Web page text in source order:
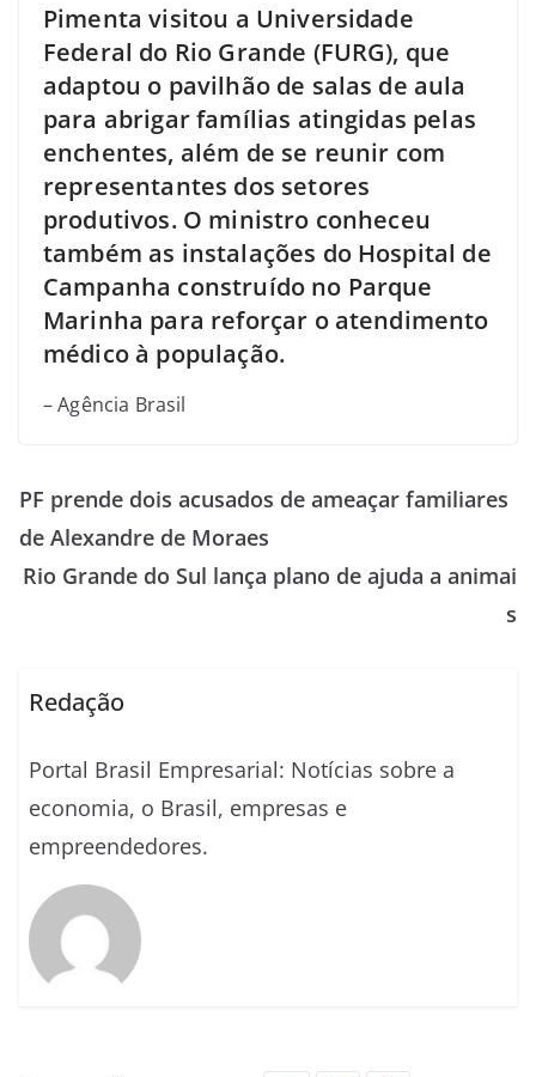
Pimenta visitou a Universidade
Federal do Rio Grande (FURG), que
adaptou o pavilhão de salas de aula
para abrigar famílias atingidas pelas
enchentes, além de se reunir com
representantes dos setores
produtivos. O ministro conheceu
também as instalações do Hospital de
Campanha construído no Parque
Marinha para reforçar o atendimento
médico à população.
– Agência Brasil
PF prende dois acusados de ameaçar familiares
de Alexandre de Moraes
Rio Grande do Sul lança plano de ajuda a animai
s
Redação
Portal Brasil Empresarial: Notícias sobre a
economia, o Brasil, empresas e
empreendedores.